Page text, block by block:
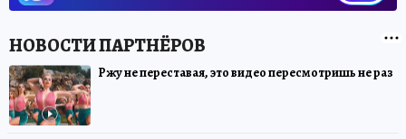
Ржу не переставая, это видео пересмотришь не раз